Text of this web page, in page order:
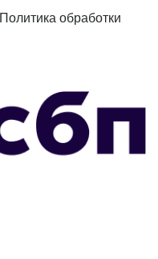
Политика обработки